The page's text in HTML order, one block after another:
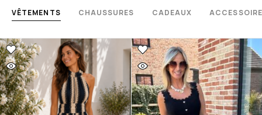
VÊTEMENTS CHAUSSURES CADEAUX